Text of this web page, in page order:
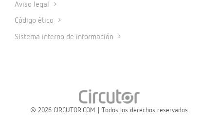
Aviso legal
Código ético
Sistema interno de información
© 2026 CIRCUTOR.COM | Todos los derechos reservados